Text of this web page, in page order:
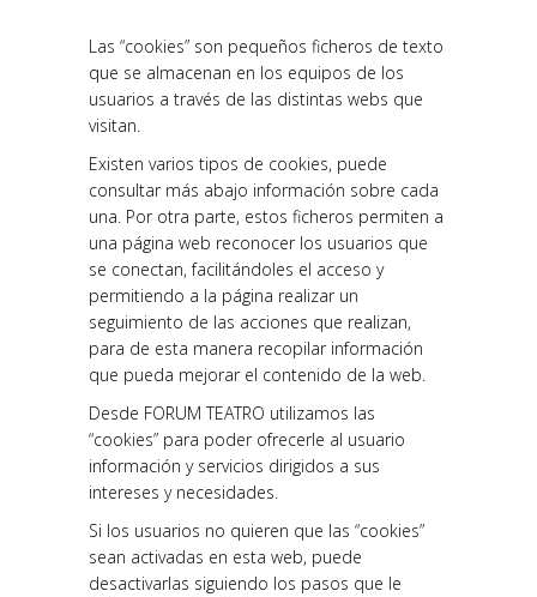
Las “cookies” son pequeños ficheros de texto
que se almacenan en los equipos de los
usuarios a través de las distintas webs que
visitan.
Existen varios tipos de cookies, puede
consultar más abajo información sobre cada
una. Por otra parte, estos ficheros permiten a
una página web reconocer los usuarios que
se conectan, facilitándoles el acceso y
permitiendo a la página realizar un
seguimiento de las acciones que realizan,
para de esta manera recopilar información
que pueda mejorar el contenido de la web.
Desde FORUM TEATRO utilizamos las
“cookies” para poder ofrecerle al usuario
información y servicios dirigidos a sus
intereses y necesidades.
Si los usuarios no quieren que las “cookies”
sean activadas en esta web, puede
desactivarlas siguiendo los pasos que le